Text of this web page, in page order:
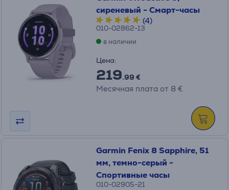
сиреневый - Смарт-часы
(4)
010-02862-13
в наличии
Цена:
219.99 €
Месячная плата от 8 €
Garmin Fenix 8 Sapphire, 51
мм, темно-серый -
Спортивные часы
010-02905-21